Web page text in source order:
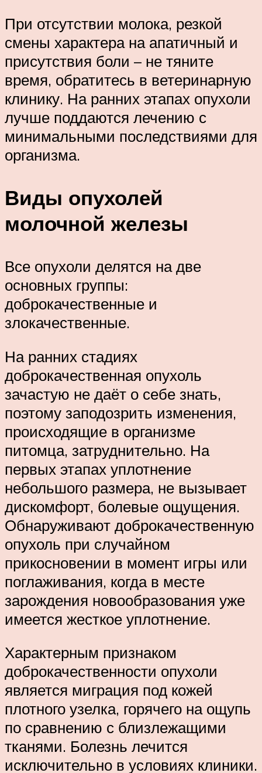
При отсутствии молока, резкой
смены характера на апатичный и
присутствия боли – не тяните
время, обратитесь в ветеринарную
клинику. На ранних этапах опухоли
лучше поддаются лечению с
минимальными последствиями для
организма.
Виды опухолей
молочной железы
Все опухоли делятся на две
основных группы:
доброкачественные и
злокачественные.
На ранних стадиях
доброкачественная опухоль
зачастую не даёт о себе знать,
поэтому заподозрить изменения,
происходящие в организме
питомца, затруднительно. На
первых этапах уплотнение
небольшого размера, не вызывает
дискомфорт, болевые ощущения.
Обнаруживают доброкачественную
опухоль при случайном
прикосновении в момент игры или
поглаживания, когда в месте
зарождения новообразования уже
имеется жесткое уплотнение.
Характерным признаком
доброкачественности опухоли
является миграция под кожей
плотного узелка, горячего на ощупь
по сравнению с близлежащими
тканями. Болезнь лечится
исключительно в условиях клиники.